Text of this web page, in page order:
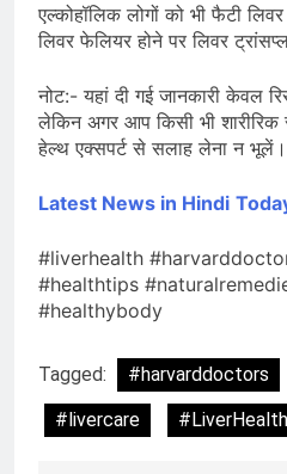
एल्कोहॉलिक लोगों को भी फैटी
लिवर फेलियर होने पर लिवर
नोट:- यहां दी गई जानकारी केवल
लेकिन अगर आप किसी भी
हेल्थ एक्सपर्ट से सलाह लेना न भूलें।
Latest News in Hindi
#liverhealth
#healthtips
#healthybody
Tagged: #harvarddoctors
#livercare
#LiverHealth